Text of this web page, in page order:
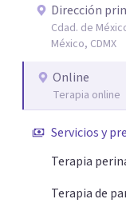
que buscar ayuda
autocuidado. Mi
comprender
recursos
congruente con
Dirección
Cdad. de
México, CDMX
Online
Terapia online
Servicios y
Terapia
Terapia de